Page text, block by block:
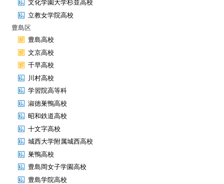
文化学園大学杉並高校
立教女学院高校
豊島区
豊島高校
文京高校
千早高校
川村高校
学習院高等科
淑徳巣鴨高校
昭和鉄道高校
十文字高校
城西大学附属城西高校
巣鴨高校
豊島岡女子学園高校
豊島学院高校